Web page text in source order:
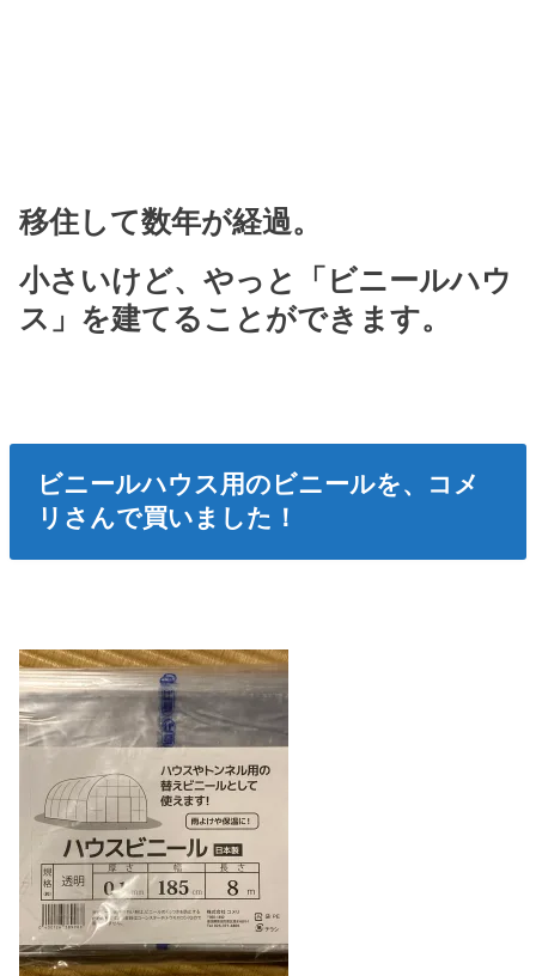
移住して数年が経過。
小さいけど、やっと「ビニールハウ
ス」を建てることができます。
ビニールハウス用のビニールを、コメ
リさんで買いました！